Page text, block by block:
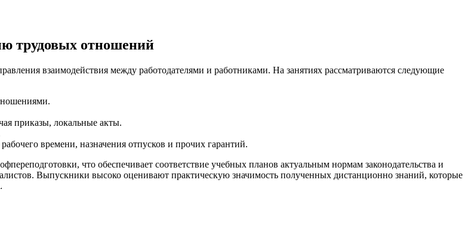
трудовых отношений
взаимодействия между работодателями и работниками. На занятиях рассматриваются следующие
приказы, локальные акты.
времени, назначения отпусков и прочих гарантий.
что обеспечивает соответствие учебных планов актуальным нормам законодательства и
Выпускники высоко оценивают практическую значимость полученных дистанционно знаний, которые